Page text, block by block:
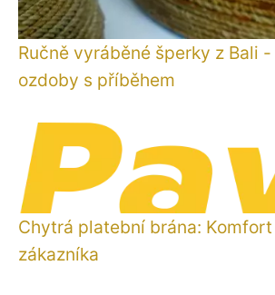
Ručně vyráběné šperky z Bali
ozdoby s příběhem
Chytrá platební brána:
zákazníka